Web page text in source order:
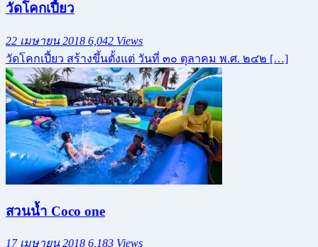
วัดโคกเปี้ยว
22 เมษายน 2018 6,042 Views
วัดโคกเปี้ยว สร้างขึ้นตั้งแต่ วันที่ ๓๐ ตุลาคม พ.ศ. ๒๔๒ […]
สวนน้ำ Coco one
17 เมษายน 2018 6,183 Views